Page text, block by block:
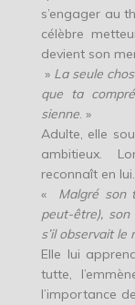
s’engager au
célèbre
devient son
» La seule
que ta
sienne. »
Adulte, elle
ambitieux.
reconnaît en lui.
«
Malgré son
peut-être),
s’il observait le
Elle lui
tutte,
l’importance